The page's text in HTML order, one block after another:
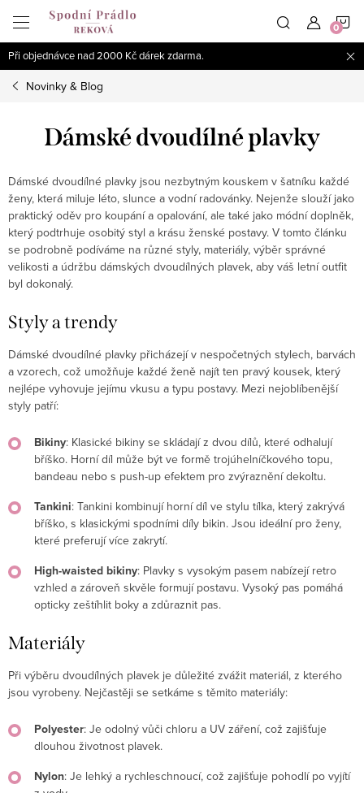
obsah
Při objednávce nad 2000 Kč dárek zdarma.
Novinky & Blog
Dámské dvoudílné plavky
Dámské dvoudílné plavky jsou nezbytným kouskem v šatníku každé
ženy, která miluje léto, slunce a vodní radovánky. Nejenže slouží jako
praktický oděv pro koupání a opalování, ale také jako módní doplněk,
který podtrhuje osobitý styl a krásu ženské postavy. V tomto článku
se podrobně podíváme na různé styly, materiály, výběr správné
velikosti a údržbu dámských dvoudílných plavek, aby váš letní outfit
byl dokonalý.
Styly a trendy
Dámské dvoudílné plavky přicházejí v nespočetných stylech, barvách
a vzorech, což umožňuje každé ženě najít ten pravý kousek, který
nejlépe vyhovuje jejímu vkusu a typu postavy. Mezi nejoblíbenější
styly patří:
Bikiny: Klasické bikiny se skládají z dvou dílů, které odhalují
bříško. Horní díl může být ve formě trojúhelníčkového topu,
bandeau nebo s push-up efektem pro zvýraznění dekoltu.
Tankini: Tankini kombinují horní díl ve stylu tílka, který zakrývá
bříško, s klasickými spodními díly bikin. Jsou ideální pro ženy,
které preferují více zakrytí.
High-waisted bikiny: Plavky s vysokým pasem nabízejí retro
vzhled a zároveň skvěle formují postavu. Vysoký pas pomáhá
opticky zeštíhlit boky a zdůraznit pas.
Materiály
Při výběru dvoudílných plavek je důležité zvážit materiál, z kterého
jsou vyrobeny. Nejčastěji se setkáme s těmito materiály:
Polyester: Je odolný vůči chloru a UV záření, což zajišťuje
dlouhou životnost plavek.
Nylon: Je lehký a rychleschnoucí, což zajišťuje pohodlí po vyjítí